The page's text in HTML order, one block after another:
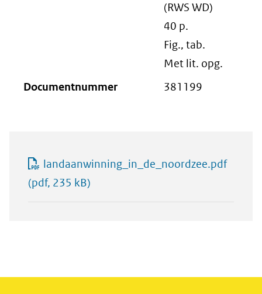
(RWS WD)
40 p.
Fig., tab.
Met lit. opg.
Documentnummer
381199
landaanwinning_in_de_noordzee.pdf
(pdf, 235 kB)